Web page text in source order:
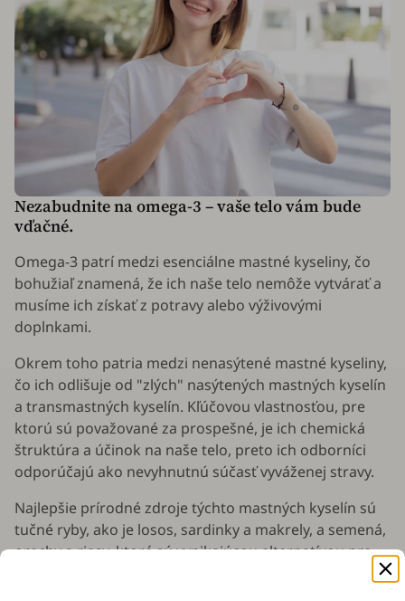
Nezabudnite na omega-3 – vaše telo vám bude
vďačné.
Omega-3 patrí medzi esenciálne mastné kyseliny, čo
bohužiaľ znamená, že ich naše telo nemôže vytvárať a
musíme ich získať z potravy alebo výživovými
doplnkami.
Okrem toho patria medzi nenasýtené mastné kyseliny,
čo ich odlišuje od "zlých" nasýtených mastných kyselín
a transmastných kyselín. Kľúčovou vlastnosťou, pre
ktorú sú považované za prospešné, je ich chemická
štruktúra a účinok na naše telo, preto ich odborníci
odporúčajú ako nevyhnutnú súčasť vyváženej stravy.
Najlepšie prírodné zdroje týchto mastných kyselín sú
tučné ryby, ako je losos, sardinky a makrely, a semená,
orechy a riasy, ktoré sú vynikajúcou alternatívou pre